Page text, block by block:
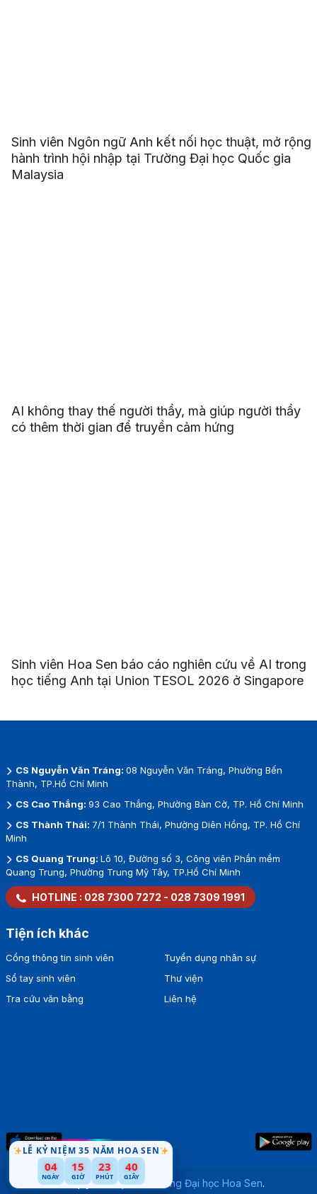
LỄ KỶ NIỆM 35 NĂM HOA SEN
04
NGÀY
15
GIỜ
23
PHÚT
39
GIÂY
Sinh viên Ngôn ngữ Anh kết nối học thuật, mở rộng
hành trình hội nhập tại Trường Đại học Quốc gia
Malaysia
AI không thay thế người thầy, mà giúp người thầy
có thêm thời gian để truyền cảm hứng
Sinh viên Hoa Sen báo cáo nghiên cứu về AI trong
học tiếng Anh tại Union TESOL 2026 ở Singapore
CS Nguyễn Văn Tráng: 08 Nguyễn Văn Tráng, Phường Bến
Thành, TP.Hồ Chí Minh
CS Cao Thắng: 93 Cao Thắng, Phường Bàn Cờ, TP. Hồ Chí Minh
CS Thành Thái: 7/1 Thành Thái, Phường Diên Hồng, TP. Hồ Chí
Minh
CS Quang Trung: Lô 10, Đường số 3, Công viên Phần mềm
Quang Trung, Phường Trung Mỹ Tây, TP.Hồ Chí Minh
HOTLINE : 028 7300 7272 - 028 7309 1991
Tiện ích khác
Cổng thông tin sinh viên
Sổ tay sinh viên
Tra cứu văn bằng
Tuyển dụng nhân sự
Thư viện
Liên hệ
Bản quyền thuộc về Trường Đại học Hoa Sen.